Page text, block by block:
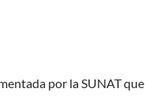
por la SUNAT que